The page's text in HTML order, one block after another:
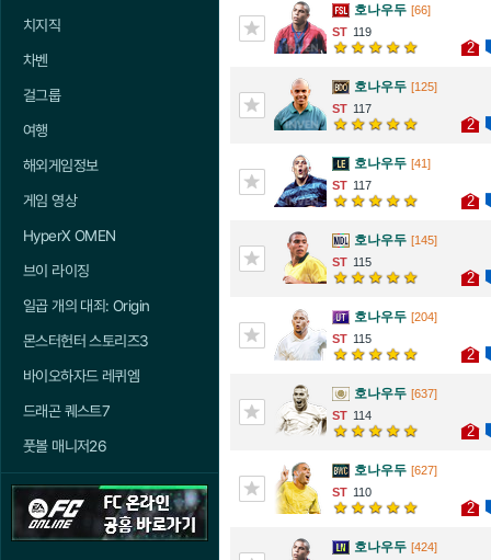
치지직
차벤
걸그룹
여행
해외게임정보
게임 영상
HyperX OMEN
브이 라이징
일곱 개의 대죄: Origin
몬스터헌터 스토리즈3
바이오하자드 레퀴엠
드래곤 퀘스트7
풋볼 매니저26
호나우두 [66]
119
2
호나우두 [125]
117
2
호나우두 [41]
117
2
호나우두 [145]
115
2
호나우두 [204]
115
2
호나우두 [637]
114
2
호나우두 [627]
110
2
호나우두 [424]